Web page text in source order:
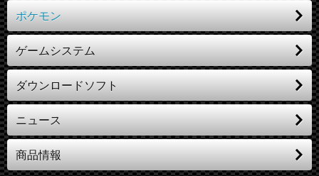
ポケモン
ゲームシステム
ダウンロードソフト
ニュース
商品情報